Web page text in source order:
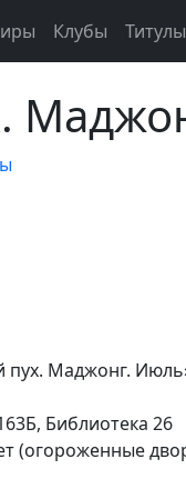
Клубы Титулы
пух. Маджонг.
Библиотека 26
(огороженные